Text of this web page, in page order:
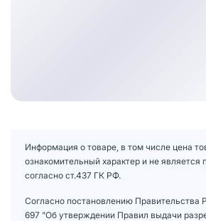
Информация о товаре, в том числе цена
ознакомительный характер и не является
согласно ст.437 ГК РФ.
Согласно постановлению Правительства
697 "Об утверждении Правил выдачи